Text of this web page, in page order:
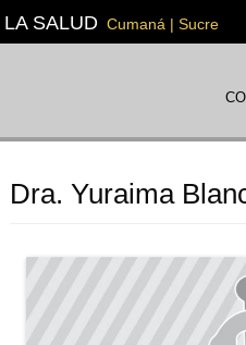
SALUD Cumaná | Sucre
Dra. Yuraima